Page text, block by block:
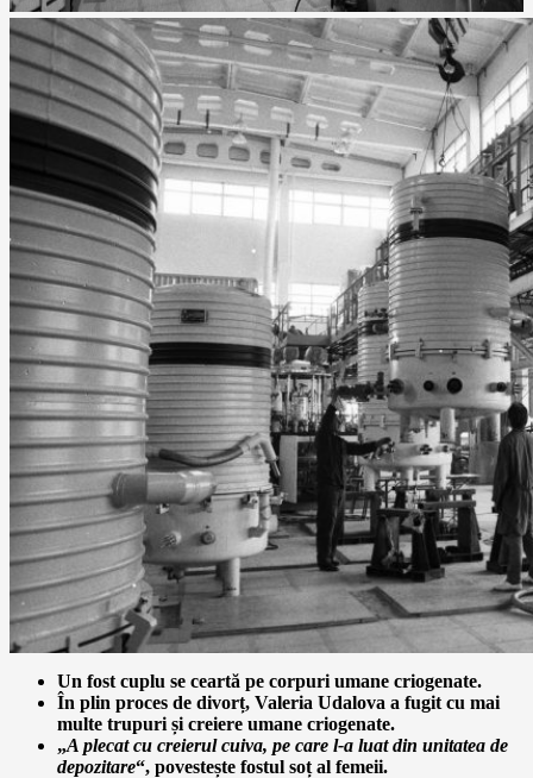
Un fost cuplu se ceartă pe corpuri umane criogenate.
În plin proces de divorț, Valeria Udalova a fugit cu mai
multe trupuri și creiere umane criogenate.
„A plecat cu creierul cuiva, pe care l-a luat din unitatea de
depozitare“, povestește fostul soț al femeii.